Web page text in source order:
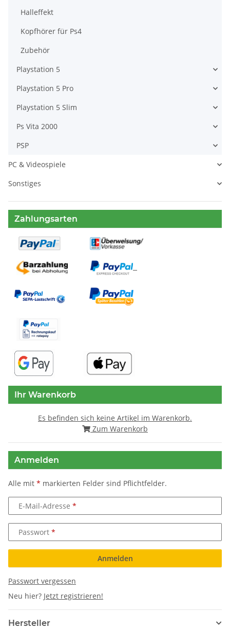
Halleffekt
Kopfhörer für Ps4
Zubehör
Playstation 5
Playstation 5 Pro
Playstation 5 Slim
Ps Vita 2000
PSP
PC & Videospiele
Sonstiges
Zahlungsarten
Ihr Warenkorb
Es befinden sich keine Artikel im Warenkorb.
Zum Warenkorb
Anmelden
Alle mit * markierten Felder sind Pflichtfelder.
E-Mail-Adresse
Passwort
Anmelden
Passwort vergessen
Neu hier? Jetzt registrieren!
Hersteller